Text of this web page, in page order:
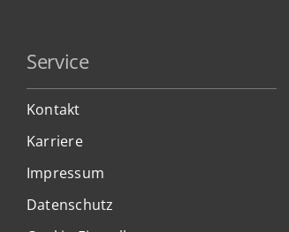
Service
Kontakt
Karriere
Impressum
Datenschutz